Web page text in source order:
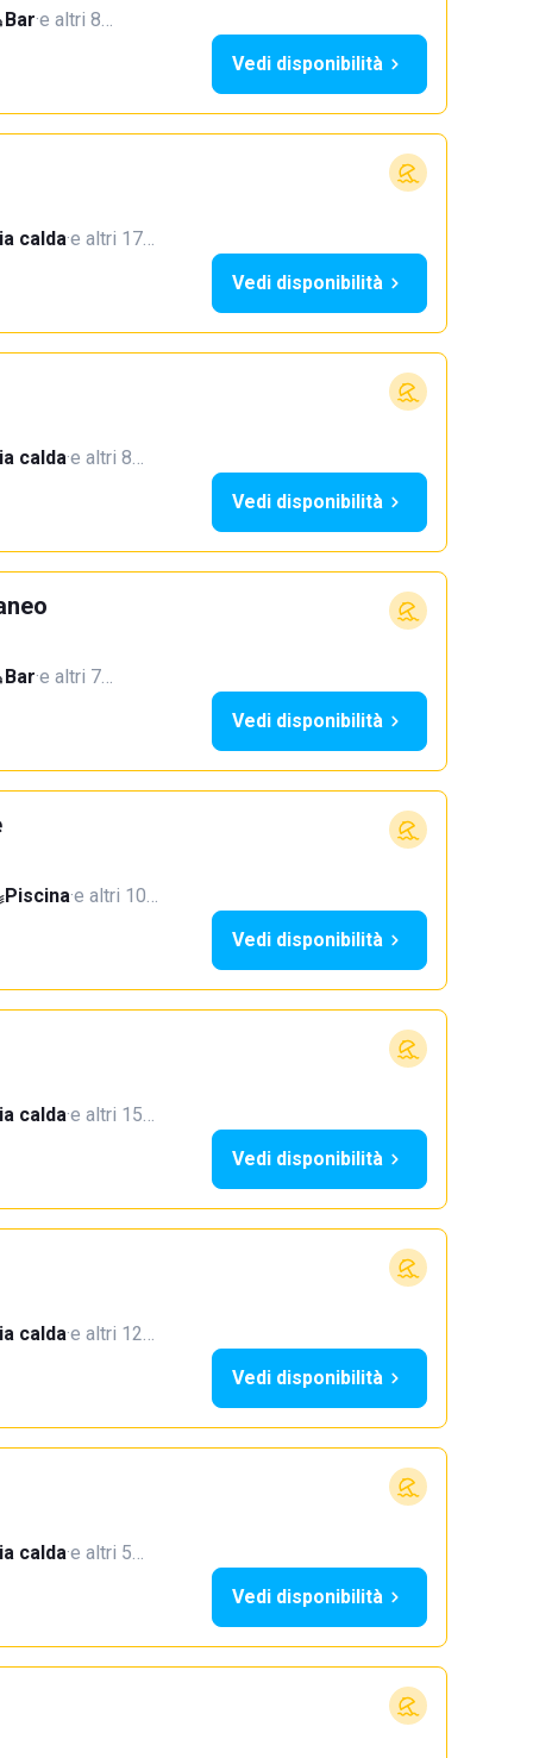
Bar·e altri 8…
Vedi disponibilità
calda·e altri 17…
Vedi disponibilità
calda·e altri 8…
Vedi disponibilità
Bar·e altri 7…
Vedi disponibilità
Piscina·e altri 10…
Vedi disponibilità
calda·e altri 15…
Vedi disponibilità
calda·e altri 12…
Vedi disponibilità
calda·e altri 5…
Vedi disponibilità